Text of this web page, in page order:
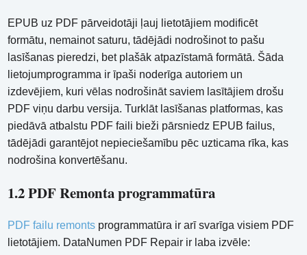
EPUB uz PDF pārveidotāji ļauj lietotājiem modificēt
formātu, nemainot saturu, tādējādi nodrošinot to pašu
lasīšanas pieredzi, bet plašāk atpazīstamā formātā. Šāda
lietojumprogramma ir īpaši noderīga autoriem un
izdevējiem, kuri vēlas nodrošināt saviem lasītājiem drošu
PDF viņu darbu versija. Turklāt lasīšanas platformas, kas
piedāvā atbalstu PDF faili bieži pārsniedz EPUB failus,
tādējādi garantējot nepieciešamību pēc uzticama rīka, kas
nodrošina konvertēšanu.
1.2 PDF Remonta programmatūra
PDF failu remonts programmatūra ir arī svarīga visiem PDF
lietotājiem. DataNumen PDF Repair ir laba izvēle: